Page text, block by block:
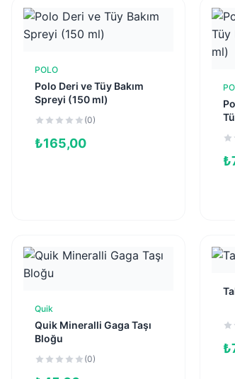
POLO
Polo Deri ve Tüy Bakım
Spreyi (150 ml)
(0)
₺165,00
₺
Quik
Quik Mineralli Gaga Taşı
Bloğu
(0)
₺